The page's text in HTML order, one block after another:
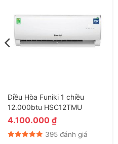
Điều Hòa Funiki 1 chiều
12.000btu HSC12TMU
4.100.000 ₫
395 đánh giá